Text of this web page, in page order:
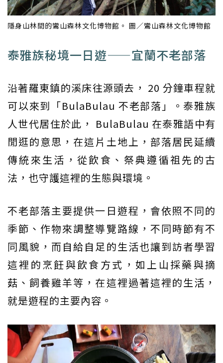
隱身山林間的鸞山森林文化博物館。 圖／鸞山森林文化博物館
泰雅族秘境一日遊——宜蘭不老部落
沿著羅東鎮的溪床往源頭去， 20 分鐘車程就
可以來到「BulaBulau 不老部落」。泰雅族
人世代居住於此， BulaBulau 在泰雅語中有
閒逛的意思，在這片土地上，部落居民延續
傳統來生活，從飲食、祭典遵循祖先的古
法，也守護這裡的生態與環境。
不老部落主要提供一日遊程，會依照不同的
季節、作物來調整導覽路線，不同時節有不
同風貌，而自給自足的生活也讓到訪者學習
這裡的烹飪與飲食方式，如上山採藥與摘
菇、飼養雞羊等，在這裡過著這裡的生活，
就是遊程的主要內容。